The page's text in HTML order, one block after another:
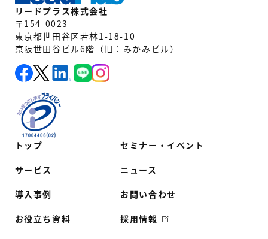
トップ
サービス
導入事例
お役立ち資料
セミナー・イベント
ニュース
お問い合わせ
採用情報
リードプラス株式会社
〒154-0023
東京都世田谷区若林1-18-10
京阪世田谷ビル6階（旧：みかみビル）